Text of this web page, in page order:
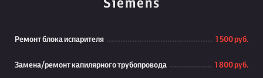
Siemens
Ремонт блока испарителя 1 500 руб.
Замена/ремонт капилярного трубопровода 1 800 руб.